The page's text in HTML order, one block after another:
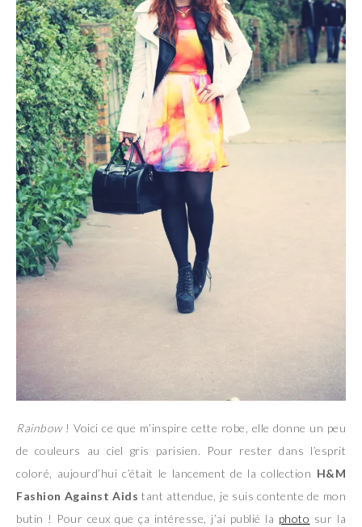
Rainbow! Voici ce que m’inspire cette robe, elle donne un peu
de couleurs au ciel gris parisien. Pour rester dans l’esprit
coloré, aujourd’hui c’était le lancement de la collection H&M
Fashion Against Aids tant attendue, je suis contente de mon
butin ! Pour ceux que ça intéresse, j’ai publié la photo sur la